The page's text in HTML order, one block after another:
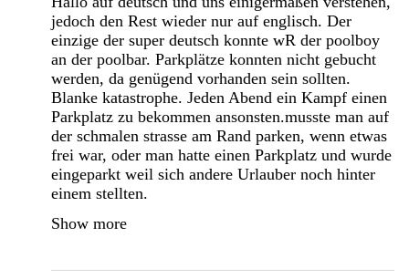
jedoch den Rest wieder nur auf englisch. Der
einzige der super deutsch konnte wR der poolboy
an der poolbar. Parkplätze konnten nicht gebucht
werden, da genügend vorhanden sein sollten.
Blanke katastrophe. Jeden Abend ein Kampf einen
Parkplatz zu bekommen ansonsten.musste man auf
der schmalen strasse am Rand parken, wenn etwas
frei war, oder man hatte einen Parkplatz und wurde
eingeparkt weil sich andere Urlauber noch hinter
einem stellten.
Show more